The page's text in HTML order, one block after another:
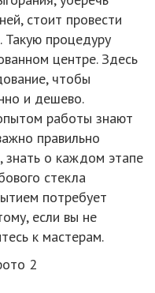
стоит провести
Такую процедуру
центре. Здесь
чтобы
и дешево.
работы знают
правильно
знать о каждом этапе
стекла
потребует
если вы не
к мастерам.